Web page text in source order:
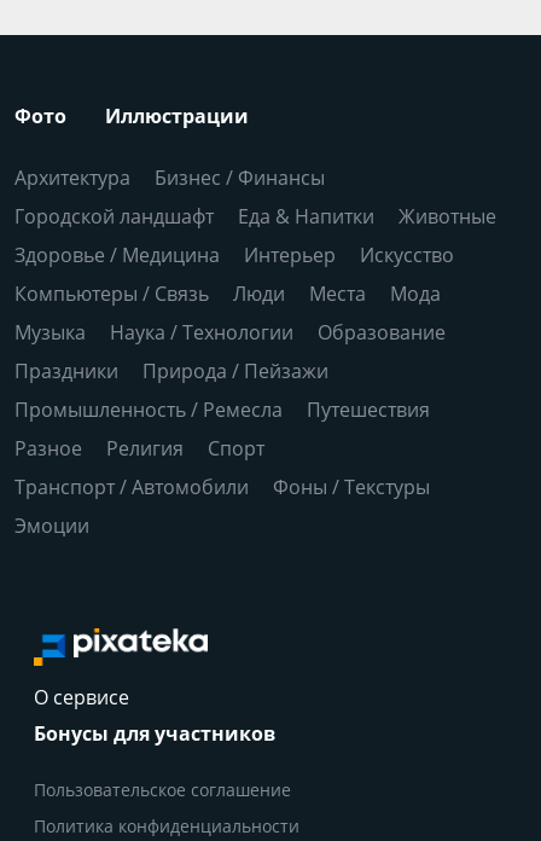
Фото Иллюстрации
Архитектура
Бизнес / Финансы
Городской ландшафт
Еда & Напитки
Животные
Здоровье / Медицина
Интерьер
Искусство
Компьютеры / Связь
Люди Места
Мода
Музыка
Наука / Технологии
Образование
Праздники
Природа / Пейзажи
Промышленность / Ремесла
Путешествия
Разное
Религия
Спорт
Транспорт / Автомобили
Фоны / Текстуры
Эмоции
О сервисе
Бонусы для участников
Пользовательское соглашение
Политика конфиденциальности